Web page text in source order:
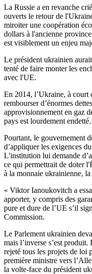
La Russie a en revanche
ouverts le retour de
miroiter une coopération
dollars à l'ancienne
est visiblement un enjeu
Le président ukrainien
tenté de faire monter les
avec l'UE.
En 2014, l’Ukraine, à court
rembourser d’énormes
approvisionnement en gaz
pays est lourdement endetté.
Pourtant, le gouvernement
d’appliquer les exigences
L'institution lui demande
ce qui permettrait de doter
à la monnaie ukrainienne,
« Viktor Ianoukovitch a
apporter, y compris des
pure et dure de l’UE s’il
Commission.
Le Parlement ukrainien
mais l’inverse s’est
rejeté tous les projets de loi
première ministre vers
la volte-face du président